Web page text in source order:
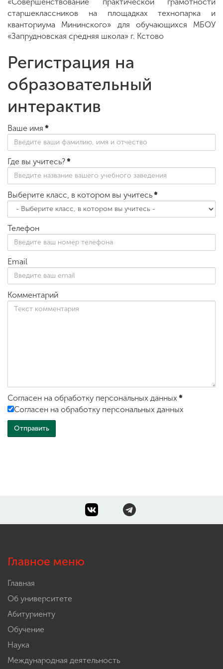
ENG
Приемная
комиссия
старшеклассников на площадках технопарка и
кванториума Мининского» для обучающихся МБОУ
«Запрудновская средняя школа» г. Кстово
Регистрация на
образовательный
интерактив
Ваше имя *
Где вы учитесь?*
Выберите класс, в котором вы учитесь*
Телефон
Email
Комментарий
Согласен на обработку персональных данных *
Согласен на обработку персональных данных
Главное меню
Главная
Об университете
Абитуриенту
Обучение
Наука
Международная деятельность